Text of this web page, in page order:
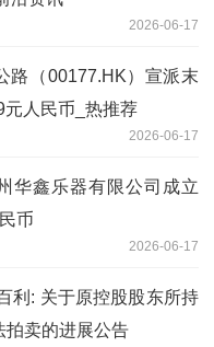
2026-06-17
路（00177.HK）宣派末
人民币_热推荐
2026-06-17
华鑫乐器有限公司成立
币
2026-06-17
利: 关于原控股股东所持
拍卖的进展公告